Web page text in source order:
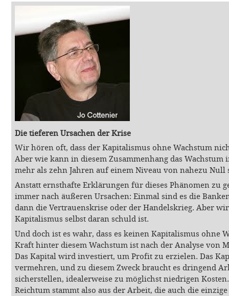
Die tieferen Ursachen der Krise
Wir hören oft, dass der Kapitalismus ohne Wachstum
Aber wie kann in diesem Zusammenhang das Wachstum
mehr als zehn Jahren auf einem Niveau von nahezu Null
Anstatt ernsthafte Erklärungen für dieses Phänomen zu
immer nach äußeren Ursachen: Einmal sind es die
dann die Vertrauenskrise oder der Handelskrieg. Aber
Kapitalismus selbst daran schuld ist.
Und doch ist es wahr, dass es keinen Kapitalismus ohne
Kraft hinter diesem Wachstum ist nach der Analyse von
Das Kapital wird investiert, um Profit zu erzielen. Das
vermehren, und zu diesem Zweck braucht es dringend
sicherstellen, idealerweise zu möglichst niedrigen
Reichtum stammt also aus der Arbeit, die auch die